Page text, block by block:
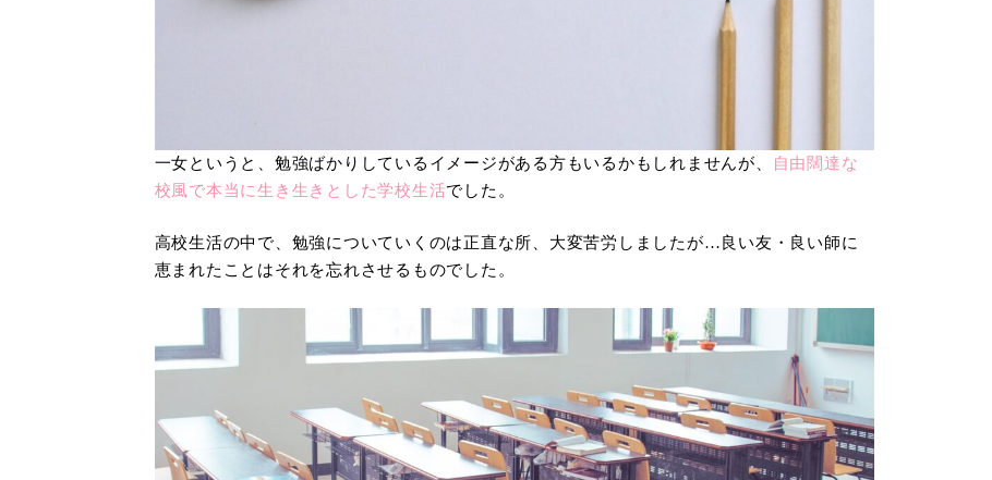
一女というと、勉強ばかりしているイメージがある方もいるかもしれませんが、
自由闊達な
校風で本当に生き生きとした学校生活でした。
高校生活の中で、勉強についていくのは正直な所、大変苦労しましたが…良い友・良い師に
恵まれたことはそれを忘れさせるものでした。